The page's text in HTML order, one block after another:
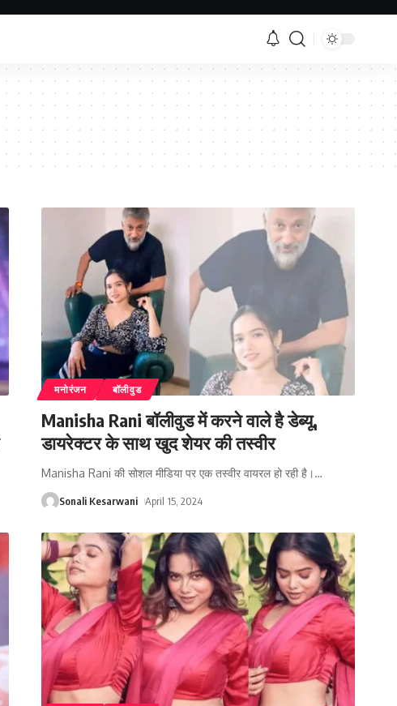
मनोरंजन बॉलीवुड
Manisha Rani बॉलीवुड में करने वाले है डेब्यू,
डायरेक्टर के साथ खुद शेयर की तस्वीर
Manisha Rani की सोशल मीडिया पर एक तस्वीर वायरल हो रही है। …
Sonali Kesarwani April 15, 2024